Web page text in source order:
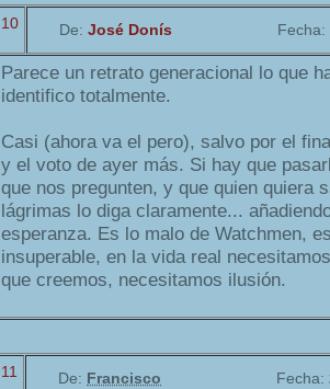
10 De: José Donís Fecha:
Parece un retrato generacional lo que
identifico totalmente.
Casi (ahora va el pero), salvo por el
y el voto de ayer más. Si hay que
que nos pregunten, y que quien quiera
lágrimas lo diga claramente...
esperanza. Es lo malo de Watchmen,
insuperable, en la vida real
que creemos, necesitamos ilusión.
11 De: Francisco Fecha: